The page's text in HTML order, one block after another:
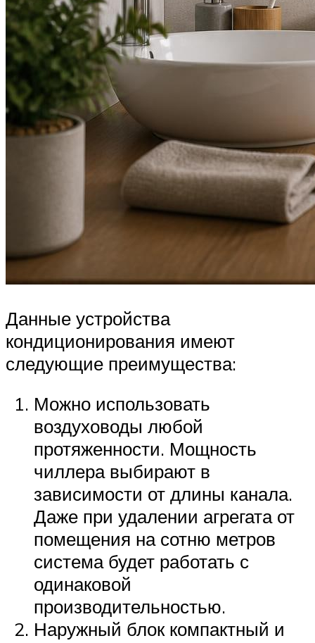
Данные устройства
кондиционирования имеют
следующие преимущества:
Можно использовать
воздуховоды любой
протяженности. Мощность
чиллера выбирают в
зависимости от длины канала.
Даже при удалении агрегата от
помещения на сотню метров
система будет работать с
одинаковой
производительностью.
Наружный блок компактный и